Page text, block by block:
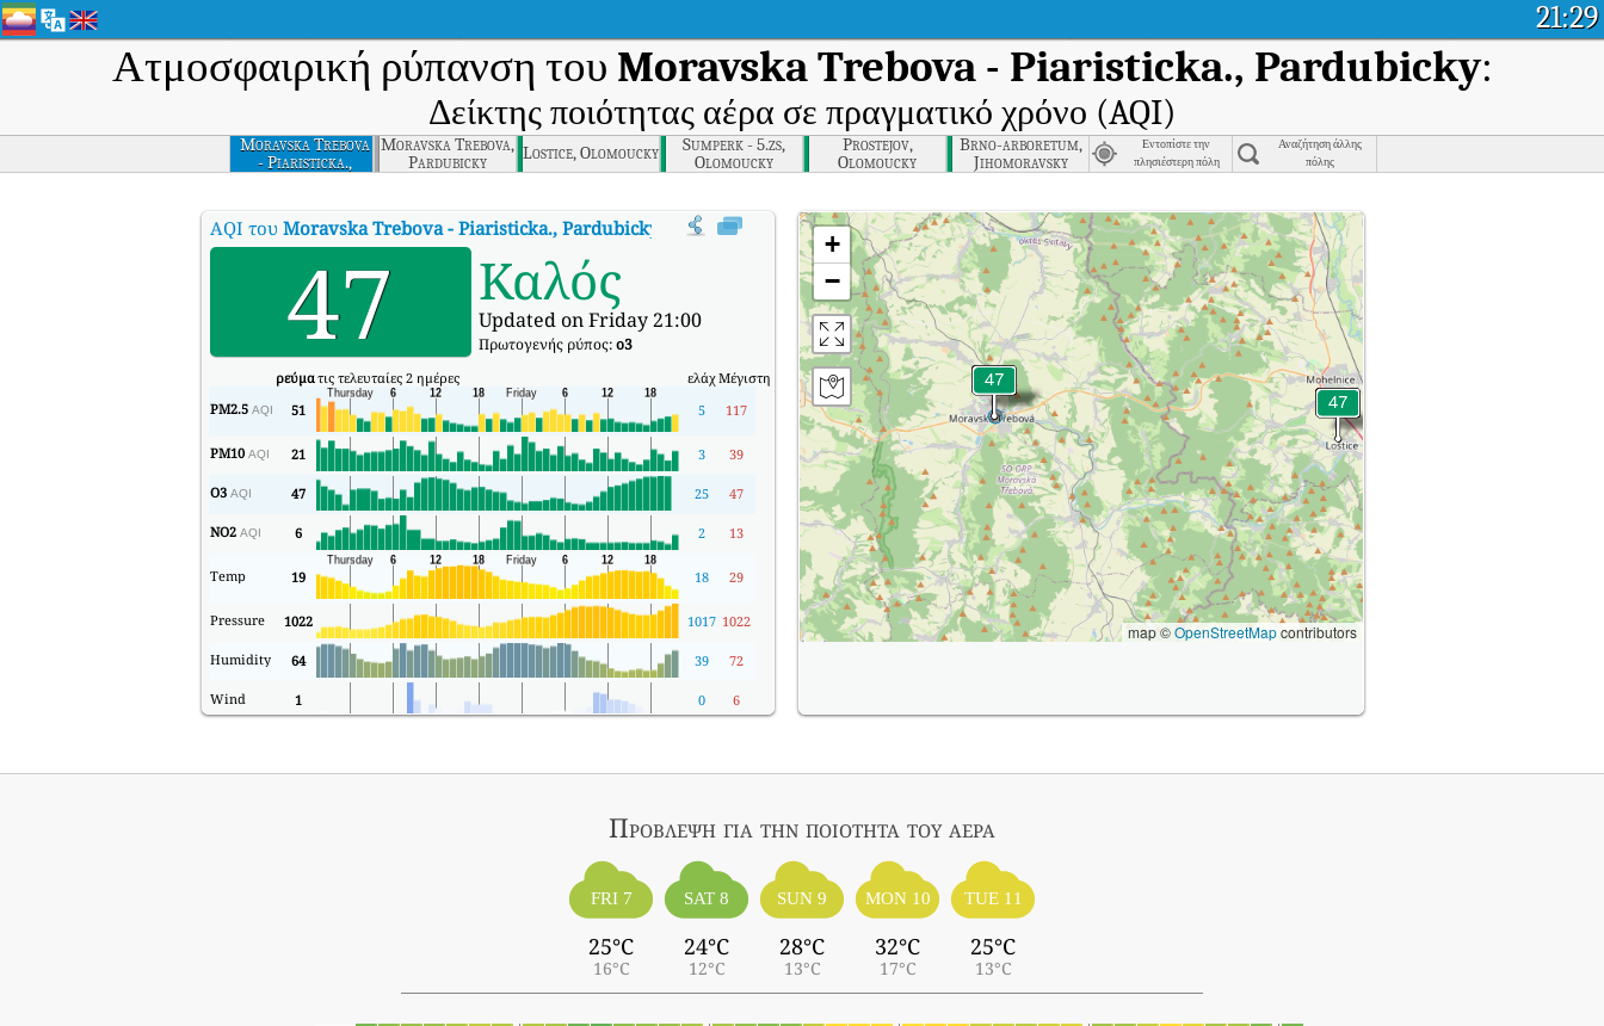
21:29
Ατμοσφαιρική ρύπανση του Moravska Trebova - Piaristicka., Pardubicky:
Δείκτης ποιότητας αέρα σε πραγματικό χρόνο (AQI)
Moravska Trebova
- Piaristicka.,
Pardubicky
Moravska Trebova,
Pardubicky
Lostice, Olomoucky
Sumperk - 5.zs,
Olomoucky
Prostejov,
Olomoucky
Brno-arboretum,
Jihomoravsky
Εντοπίστε την
πλησιέστερη πόλη
Αναζήτηση άλλης
πόλης
AQI του Moravska Trebova - Piaristicka., Pardubicky Δείκτης ποιότητας αέρα σε πραγματικό χρόνο (AQI) της Moravska Trebova - Piaristicka., Pardubicky.
47 Καλός
Updated on Friday 21:00
Πρωτογενής ρύπος:o3
ρεύματις τελευταίες 2 ημέρες ελάχΜέγιστη
PM2.5 AQI 51 5 117
PM10 AQI 21 3 39
O3 AQI 47 25 47
NO2 AQI 6 2 13
Temp 19 18 29
Pressure 1022 1017 1022
Humidity 64 39 72
Wind 1 0 6
+
−
map ©OpenStreetMapcontributors
Πρόβλεψη για την ποιότητα του αέρα
FRI 7
25°C
16°C
SAT 8
24°C
12°C
SUN 9
28°C
13°C
MON 10
32°C
17°C
TUE 11
25°C
13°C